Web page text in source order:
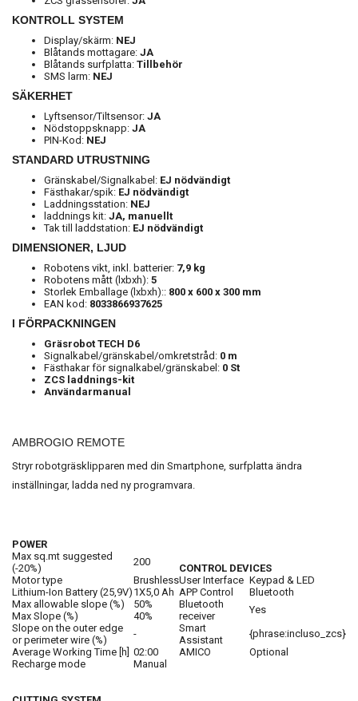
KONTROLL SYSTEM
Display/skärm: NEJ
Blåtands mottagare: JA
Blåtands surfplatta: Tillbehör
SMS larm: NEJ
SÄKERHET
Lyftsensor/Tiltsensor: JA
Nödstoppsknapp: JA
PIN-Kod: NEJ
STANDARD UTRUSTNING
Gränskabel/Signalkabel: EJ nödvändigt
Fästhakar/spik: EJ nödvändigt
Laddningsstation: NEJ
laddnings kit: JA, manuellt
Tak till laddstation: EJ nödvändigt
DIMENSIONER, LJUD
Robotens vikt, inkl. batterier: 7,9 kg
Robotens mått (lxbxh): 5
Storlek Emballage (lxbxh):: 800 x 600 x 300 mm
EAN kod: 8033866937625
I FÖRPACKNINGEN
Gräsrobot TECH D6
Signalkabel/gränskabel/omkretstråd: 0 m
Fästhakar för signalkabel/gränskabel: 0 St
ZCS laddnings-kit
Användarmanual
AMBROGIO REMOTE
Stryr robotgräsklipparen med din Smartphone, surfplatta ändra
inställningar, ladda ned ny programvara.
POWER
Max sq.mt suggested
(-20%)
200
Motor type
Brushless
Lithium-Ion Battery (25,9V) 1X5,0 Ah
Max allowable slope (%)
50%
Max Slope (%)
40%
Slope on the outer edge
or perimeter wire (%)
-
Average Working Time [h] 02:00
Recharge mode
Manual
CONTROL DEVICES
User Interface Keypad & LED
APP Control
Bluetooth
Bluetooth
receiver
Yes
Smart
Assistant
{phrase:incluso_zcs}
AMICO
Optional